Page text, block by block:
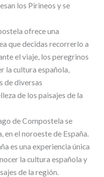
los Pirineos y se
ofrece una
que decidas recorrerlo a
el viaje, los peregrinos
la cultura española,
de diversas
de los paisajes de la
de Compostela se
en el noroeste de España.
es una experiencia única
la cultura española y
de la región.